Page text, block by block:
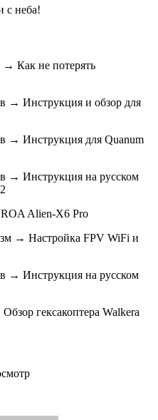
с неба!
→ Как не потерять
→ Инструкция и обзор для
→ Инструкция для Quanum
→ Инструкция на русском
Alien-X6 Pro
→ Настройка FPV WiFi и
→ Инструкция на русском
гексакоптера Walkera